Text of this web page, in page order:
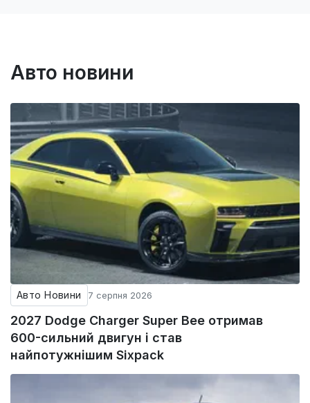
Авто новини
Авто Новини 7 серпня 2026
2027 Dodge Charger Super Bee отримав
600-сильний двигун і став
найпотужнішим Sixpack